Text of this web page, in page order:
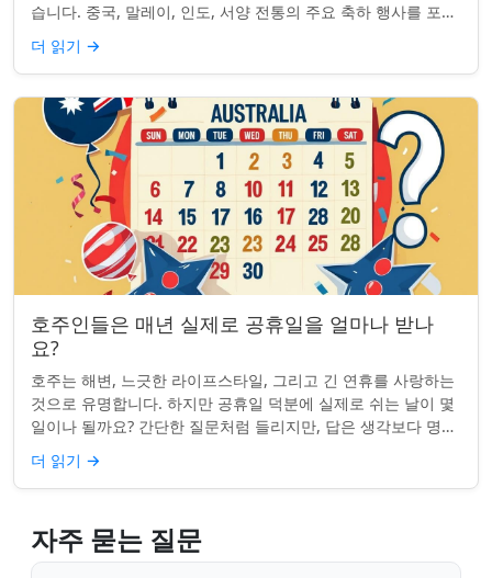
습니다. 중국, 말레이, 인도, 서양 전통의 주요 축하 행사를 포함
하여, 나라의 다양성을 반영합니...
더 읽기 →
호주인들은 매년 실제로 공휴일을 얼마나 받나
요?
호주는 해변, 느긋한 라이프스타일, 그리고 긴 연휴를 사랑하는
것으로 유명합니다. 하지만 공휴일 덕분에 실제로 쉬는 날이 몇
일이나 될까요? 간단한 질문처럼 들리지만, 답은 생각보다 명확
하지 않을 수 있습니다. 거주...
더 읽기 →
자주 묻는 질문